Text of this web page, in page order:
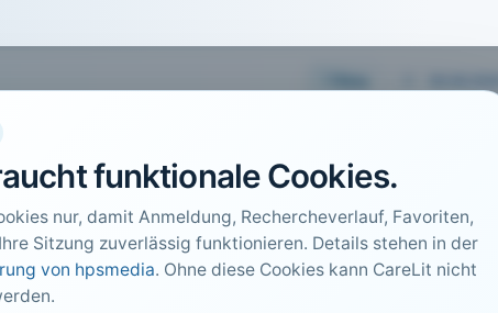
funktionale Cookies.
nur, damit Anmeldung, Rechercheverlauf, Favoriten,
Sitzung zuverlässig funktionieren. Details stehen in der
von hpsmedia. Ohne diese Cookies kann CareLit nicht